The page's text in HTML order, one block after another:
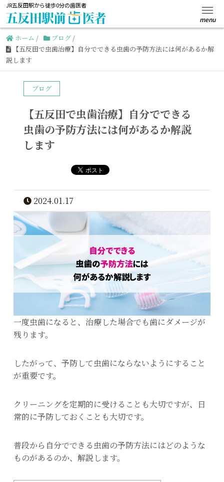
JR五反田駅から徒歩0分の歯医者
ホーム / ブログ /
【五反田で虫歯治療】自分でできる虫歯の予防方法には何があるか解
説します
ブログ
【五反田で虫歯治療】自分でできる
虫歯の予防方法には何があるか解説
します
2024.01.17
一度虫歯になると、治療した場合でも歯にダメージが
残ります。
したがって、予防して虫歯にならないようにすること
が重要です。
クリーニングを定期的に受けることも大切ですが、日
常的に予防しておくことも大切です。
普段から自分でできる虫歯の予防方法にはどのような
ものがあるのか、解説します。